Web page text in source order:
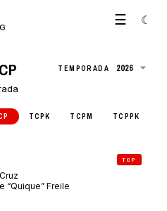
☰ ☾
TEMPORADA
TCPK TCPM TCPPK
TCP
“Quique” Freile